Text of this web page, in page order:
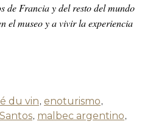
de Francia y del resto del mundo
el museo y a vivir la experiencia
du vin, enoturismo,
, malbec argentino,